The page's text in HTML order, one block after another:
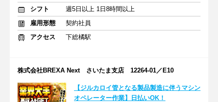
シフト
週5日以上 1日8時間以上
雇用形態
契約社員
アクセス
下総橘駅
株式会社BREXA Next さいたま支店 12264-01／E10
【ジルカロイ管となる製品製造に伴うマシン
オペレーター作業】日払いOK！